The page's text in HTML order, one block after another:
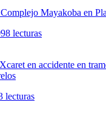
Mayakoba en
lecturas
en accidente en
lecturas